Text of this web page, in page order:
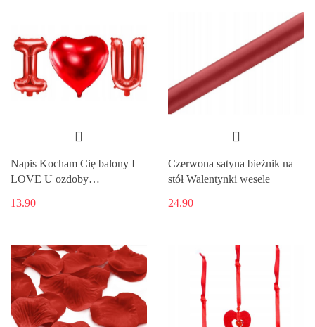
Napis Kocham Cię balony I
LOVE U ozdoby
13.90
Czerwona satyna bieżnik na
stół Walentynki wesele
24.90